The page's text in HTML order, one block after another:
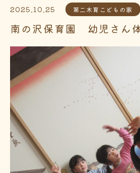
2025.10.25 第二木育こどもの家
南の沢保育園 幼児さん